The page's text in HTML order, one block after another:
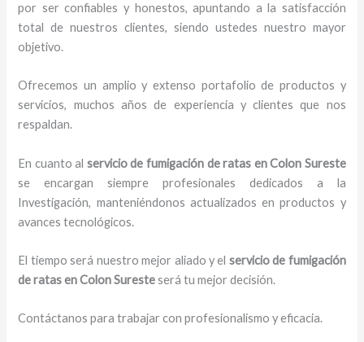
por ser confiables y honestos, apuntando a la satisfacción
total de nuestros clientes, siendo ustedes nuestro mayor
objetivo.
Ofrecemos un amplio y extenso portafolio de productos y
servicios, muchos años de experiencia y clientes que nos
respaldan.
En cuanto al servicio de fumigación de ratas en Colon Sureste
se encargan siempre profesionales dedicados a la
Investigación, manteniéndonos actualizados en productos y
avances tecnológicos.
El tiempo será nuestro mejor aliado y el servicio de fumigación
de ratasen Colon Suresteserá tu mejor decisión.
Contáctanos para trabajar con profesionalismo y eficacia.